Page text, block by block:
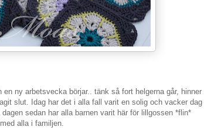
ny arbetsvecka börjar.. tänk så fort helgerna går, hinner
slut. Idag har det i alla fall varit en solig och vacker dag
sedan har alla barnen varit här för lillgossen *flin*
alla i familjen.